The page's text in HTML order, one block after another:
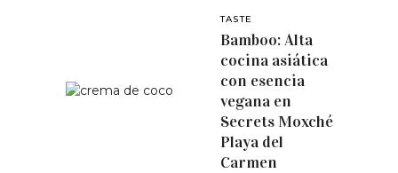
TASTE
Bamboo: Alta
cocina asiática
con esencia
vegana en
Secrets Moxché
Playa del
Carmen